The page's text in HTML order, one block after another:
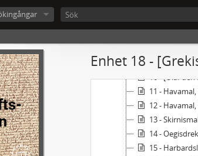
Enhet 18 -
5 - Olaf
6 - Olaf
9 - Olaf den
10 - [Olaf den
11 - Havamal,
12 -
13 -
14 -
15 -